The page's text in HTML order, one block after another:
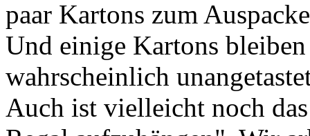
paar Kartons zum
Und einige Kartons
wahrscheinlich
Auch ist vielleicht noch